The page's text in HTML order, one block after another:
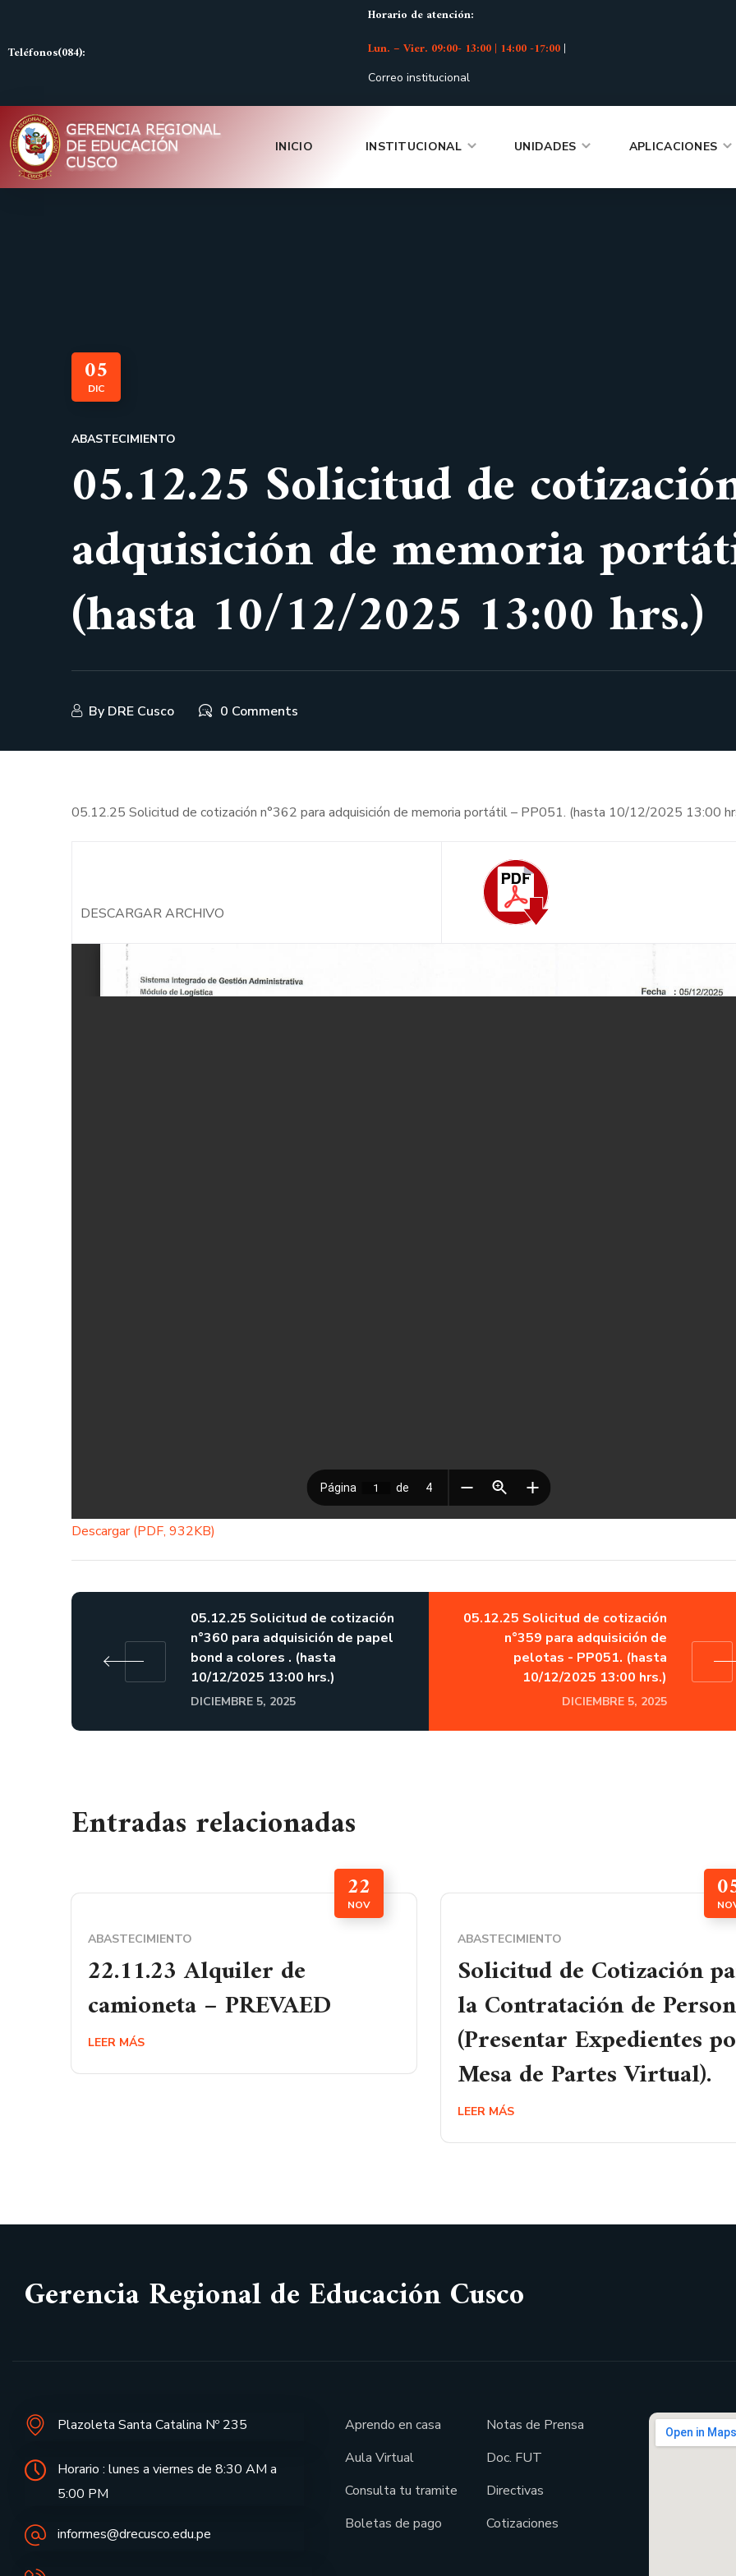
Teléfonos(084):
Horario de atención:
Lun. – Vier. 09:00- 13:00 | 14:00 -17:00|
Correo institucional
INICIO INSTITUCIONAL UNIDADES APLICACIONES
05
DIC
ABASTECIMIENTO
05.12.25 Solicitud de
adquisición de memoria
(hasta 10/12/2025 13:00 hrs.)
By DRE Cusco 0 Comments
05.12.25 Solicitud de cotización n°362 para adquisición de memoria portátil – PP051. (hasta 10/12/2025 13:00
DESCARGAR ARCHIVO
Descargar (PDF, 932KB)
05.12.25 Solicitud de cotización
n°360 para adquisición de papel
bond a colores . (hasta
10/12/2025 13:00 hrs.)
DICIEMBRE 5, 2025
05.12.25 Solicitud de cotización
n°359 para adquisición de
pelotas - PP051. (hasta
10/12/2025 13:00 hrs.)
DICIEMBRE 5, 2025
Entradas relacionadas
22
NOV
ABASTECIMIENTO
22.11.23 Alquiler de
camioneta – PREVAED
LEER MÁS
ABASTECIMIENTO
Solicitud de Cotización
la Contratación de
(Presentar Expedientes
Mesa de Partes Virtual).
LEER MÁS
Gerencia Regional de Educación Cusco
Plazoleta Santa Catalina Nº 235
Horario : lunes a viernes de 8:30 AM a
5:00 PM
informes@drecusco.edu.pe
Aprendo en casa
Aula Virtual
Consulta tu tramite
Boletas de pago
Notas de Prensa
Doc. FUT
Directivas
Cotizaciones